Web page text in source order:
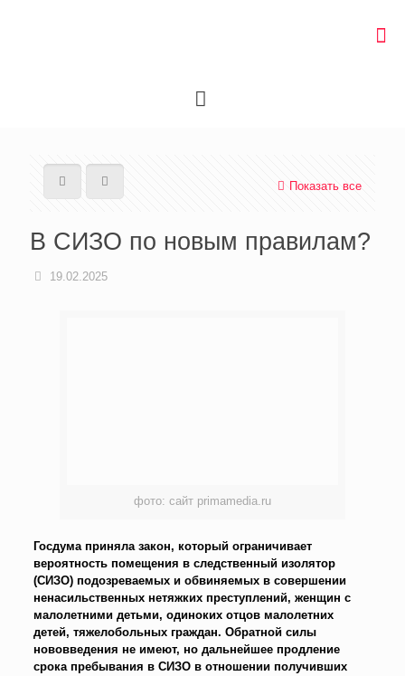
Показать все
В СИЗО по новым правилам?
19.02.2025
фото: сайт primamedia.ru
Госдума приняла закон, который ограничивает
вероятность помещения в следственный изолятор
(СИЗО) подозреваемых и обвиняемых в совершении
ненасильственных нетяжких преступлений, женщин с
малолетними детьми, одиноких отцов малолетних
детей, тяжелобольных граждан. Обратной силы
нововведения не имеют, но дальнейшее продление
срока пребывания в СИЗО в отношении получивших